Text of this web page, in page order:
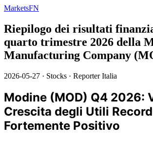
MarketsFN
Riepilogo dei risultati
quarto trimestre 2026 della
Manufacturing Company
2026-05-27 · Stocks · Reporter Italia
Modine (MOD) Q4 2026:
Crescita degli Utili
Fortemente Positivo